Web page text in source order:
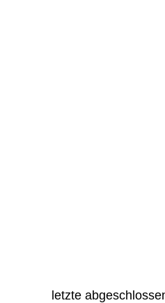
letzte